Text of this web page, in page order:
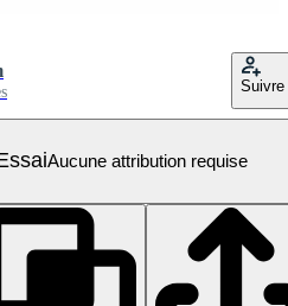
Suivre
Aucune attribution requise